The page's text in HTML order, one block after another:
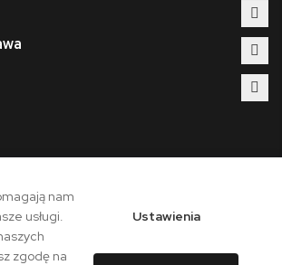
Polska Grupa Porcelanowa. Wszelkie prawa
zastrzeżone.
nam
usługi.
zgodę na
Ustawienia